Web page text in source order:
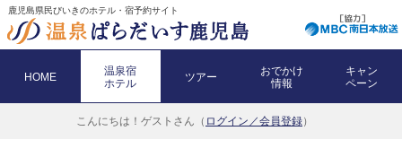
鹿児島県民びいきのホテル・宿予約サイト
HOME
温泉宿
ホテル
ツアー
おでかけ
情報
キャン
ペーン
こんにちは！ ゲストさん（ ログイン／会員登録）